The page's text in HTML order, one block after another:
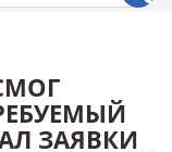
ЗАЯВКИ